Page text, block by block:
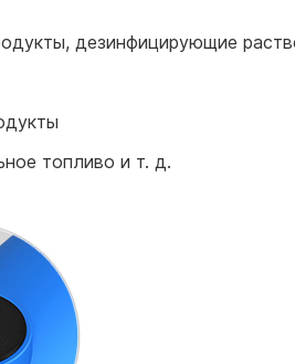
дезинфицирующие
топливо и т. д.